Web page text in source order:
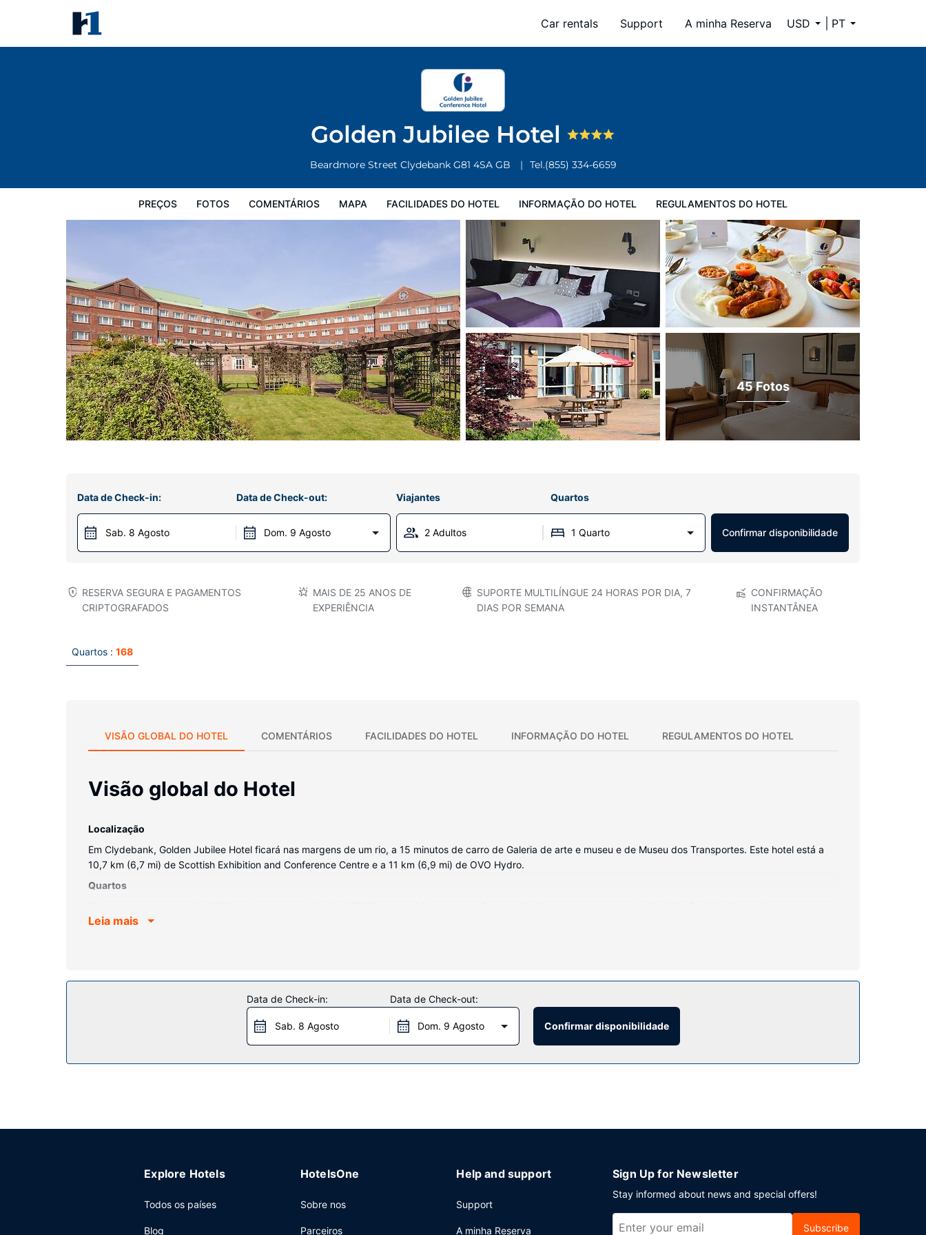
Car rentals Support A minha Reserva USD PT
Golden Jubilee Hotel
Beardmore Street Clydebank G81 4SA GB Tel.(855) 334-6659
PREÇOS FOTOS COMENTÁRIOS MAPA FACILIDADES DO HOTEL INFORMAÇÃO DO HOTEL REGULAMENTOS DO HOTEL
Regulamentos do Hotel
45 Fotos
Data de Check-in:
Sab. 8 Agosto
Data de Check-out:
Dom. 9 Agosto
Viajantes Quartos
2 Adultos 1 Quarto Confirmar disponibilidade
RESERVA SEGURA E PAGAMENTOS
CRIPTOGRAFADOS
MAIS DE 25 ANOS DE
EXPERIÊNCIA
SUPORTE MULTILÍNGUE 24 HORAS POR DIA, 7
DIAS POR SEMANA
CONFIRMAÇÃO
INSTANTÂNEA
Quartos : 168
VISÃO GLOBAL DO HOTEL COMENTÁRIOS FACILIDADES DO HOTEL INFORMAÇÃO DO HOTEL REGULAMENTOS DO HOTEL
Visão global do Hotel
Localização
Em Clydebank, Golden Jubilee Hotel ficará nas margens de um rio, a 15 minutos de carro de Galeria de arte e museu e de Museu dos Transportes. Este hotel está a
10,7 km (6,7 mi) de Scottish Exhibition and Conference Centre e a 11 km (6,9 mi) de OVO Hydro.
Quartos
seleção de canais digitais. As casas de banho privativas têm artigos de higiene grátis e secadores de cabelo. As comodidades incluem ainda telefone, além de
grátis, serviços de concierge e uma loja de presentes/quiosque de jornais.
Peça o seu cocktail favorito no bar/lounge. O hotel serve pequeno-almoços buffet durante a semana entre as 7:00 e as 9:30 e aos fins de semana entre as 8:00 e as
Leia mais
Data de Check-in:
Sab. 8 Agosto
Data de Check-out:
Dom. 9 Agosto Confirmar disponibilidade
Explore Hotels
Todos os países
Blog
HotelsOne
Sobre nos
Parceiros
Help and support
Support
A minha Reserva
Sign Up for Newsletter
Stay informed about news and special offers!
Subscribe